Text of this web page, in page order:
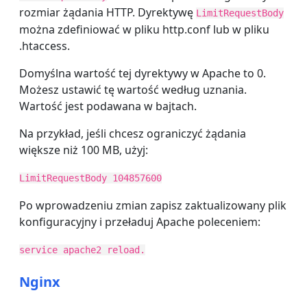
rozmiar żądania HTTP. Dyrektywę LimitRequestBody
można zdefiniować w pliku http.conf lub w pliku
.htaccess.
Domyślna wartość tej dyrektywy w Apache to 0.
Możesz ustawić tę wartość według uznania.
Wartość jest podawana w bajtach.
Na przykład, jeśli chcesz ograniczyć żądania
większe niż 100 MB, użyj:
LimitRequestBody 104857600
Po wprowadzeniu zmian zapisz zaktualizowany plik
konfiguracyjny i przeładuj Apache poleceniem:
service apache2 reload.
Nginx